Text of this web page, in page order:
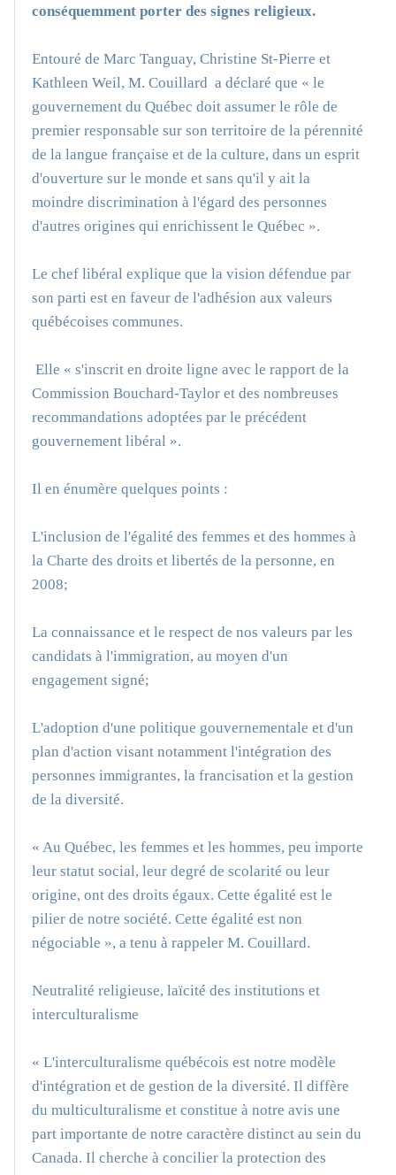
conséquemment porter des signes religieux.
Entouré de Marc Tanguay, Christine St-Pierre et
Kathleen Weil, M. Couillard a déclaré que « le
gouvernement du Québec doit assumer le rôle de
premier responsable sur son territoire de la pérennité
de la langue française et de la culture, dans un esprit
d'ouverture sur le monde et sans qu'il y ait la
moindre discrimination à l'égard des personnes
d'autres origines qui enrichissent le Québec ».
Le chef libéral explique que la vision défendue par
son parti est en faveur de l'adhésion aux valeurs
québécoises communes.
Elle « s'inscrit en droite ligne avec le rapport de la
Commission Bouchard-Taylor et des nombreuses
recommandations adoptées par le précédent
gouvernement libéral ».
Il en énumère quelques points :
L'inclusion de l'égalité des femmes et des hommes à
la Charte des droits et libertés de la personne, en
2008;
La connaissance et le respect de nos valeurs par les
candidats à l'immigration, au moyen d'un
engagement signé;
L'adoption d'une politique gouvernementale et d'un
plan d'action visant notamment l'intégration des
personnes immigrantes, la francisation et la gestion
de la diversité.
« Au Québec, les femmes et les hommes, peu importe
leur statut social, leur degré de scolarité ou leur
origine, ont des droits égaux. Cette égalité est le
pilier de notre société. Cette égalité est non
négociable », a tenu à rappeler M. Couillard.
Neutralité religieuse, laïcité des institutions et
interculturalisme
« L'interculturalisme québécois est notre modèle
d'intégration et de gestion de la diversité. Il diffère
du multiculturalisme et constitue à notre avis une
part importante de notre caractère distinct au sein du
Canada. Il cherche à concilier la protection des